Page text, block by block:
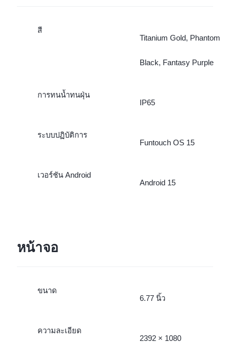
สี
Titanium Gold, Phantom
Black, Fantasy Purple
การทนน้ำทนฝุ่น
IP65
ระบบปฏิบัติการ
Funtouch OS 15
เวอร์ชัน Android
Android 15
หน้าจอ
ขนาด
6.77 นิ้ว
ความละเอียด
2392 × 1080